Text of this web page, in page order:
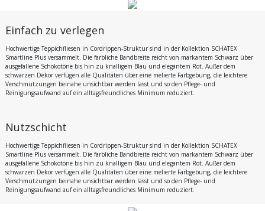
Einfach zu verlegen
Hochwertige Teppichfliesen in Cordrippen-Struktur sind in der Kollektion SCHATEX
Smartline Plus versammelt. Die farbliche Bandbreite reicht von markantem Schwarz über
ausgefallene Schokotöne bis hin zu knalligem Blau und elegantem Rot. Außer dem
schwarzen Dekor verfügen alle Qualitäten über eine melierte Farbgebung, die leichtere
Verschmutzungen beinahe unsichtbar werden lässt und so den Pflege- und
Reinigungsaufwand auf ein alltagsfreundliches Minimum reduziert.
Nutzschicht
Hochwertige Teppichfliesen in Cordrippen-Struktur sind in der Kollektion SCHATEX
Smartline Plus versammelt. Die farbliche Bandbreite reicht von markantem Schwarz über
ausgefallene Schokotöne bis hin zu knalligem Blau und elegantem Rot. Außer dem
schwarzen Dekor verfügen alle Qualitäten über eine melierte Farbgebung, die leichtere
Verschmutzungen beinahe unsichtbar werden lässt und so den Pflege- und
Reinigungsaufwand auf ein alltagsfreundliches Minimum reduziert.